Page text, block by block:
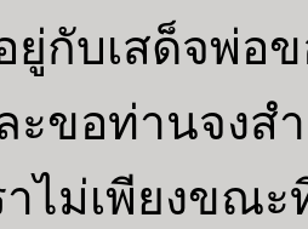
ยู่กับเสด็จพ่อข
ะขอท่านจงส
าไม่เพียงขณ